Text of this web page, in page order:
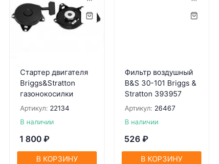
Стартер двигателя
Briggs&Stratton
газонокосилки
Артикул: 22134
В наличии
1 800 ₽
В КОРЗИНУ
Фильтр воздушный
B&S 30-101 Briggs &
Stratton 393957
Артикул: 26467
В наличии
526 ₽
В КОРЗИНУ